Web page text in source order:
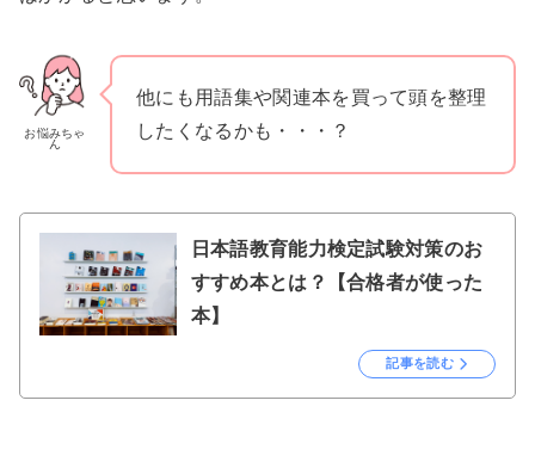
お悩みちゃ
ん
他にも用語集や関連本を買って頭を整理
したくなるかも・・・？
日本語教育能力検定試験対策のお
すすめ本とは？【合格者が使った
本】
記事を読む